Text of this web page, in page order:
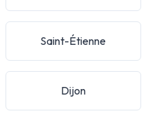
Saint-Étienne
Dijon